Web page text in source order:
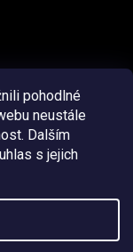
pohodlné
neustále
Dalším
s jejich